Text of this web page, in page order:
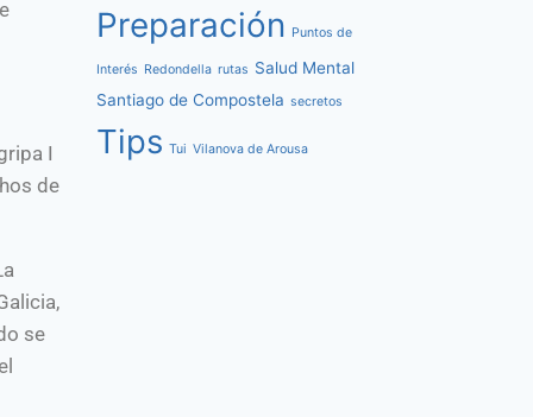
I
de
se
Preparación Puntos de
Interés Redondella rutas Salud Mental
Santiago de Compostela secretos
Tips Tui Vilanova de Arousa